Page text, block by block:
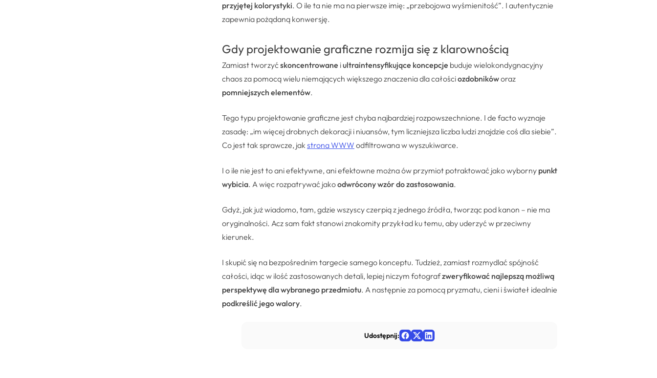
przyjętej kolorystyki. O ile ta nie ma na pierwsze imię: „przebojowa wyśmienitość”. I autentycznie
zapewnia pożądaną konwersję.
Gdy projektowanie graficzne rozmija się z klarownością
Zamiast tworzyćskoncentrowane iultraintensyfikujące koncepcje buduje wielokondygnacyjny
chaos za pomocą wielu niemających większego znaczenia dla całościozdobnikóworaz
pomniejszych elementów.
Tego typu projektowanie graficzne jest chyba najbardziej rozpowszechnione. I de facto wyznaje
zasadę: „im więcej drobnych dekoracji i niuansów, tym liczniejsza liczba ludzi znajdzie coś dla siebie”.
Co jest tak sprawcze, jak strona WWW odfiltrowana w wyszukiwarce.
I o ile nie jest to ani efektywne, ani efektowne można ów przymiot potraktować jako wyborny punkt
wybicia. A więc rozpatrywać jakoodwrócony wzór do zastosowania.
Gdyż, jak już wiadomo, tam, gdzie wszyscy czerpią z jednego źródła, tworząc pod kanon – nie ma
oryginalności. Acz sam fakt stanowi znakomity przykład ku temu, aby uderzyć w przeciwny
kierunek.
I skupić się na bezpośrednim targecie samego konceptu. Tudzież, zamiast rozmydlać spójność
całości, idąc w ilość zastosowanych detali, lepiej niczym fotografzweryfikować najlepszą możliwą
perspektywę dla wybranego przedmiotu. A następnie za pomocą pryzmatu, cieni i świateł idealnie
podkreślić jego walory.
Udostępnij: